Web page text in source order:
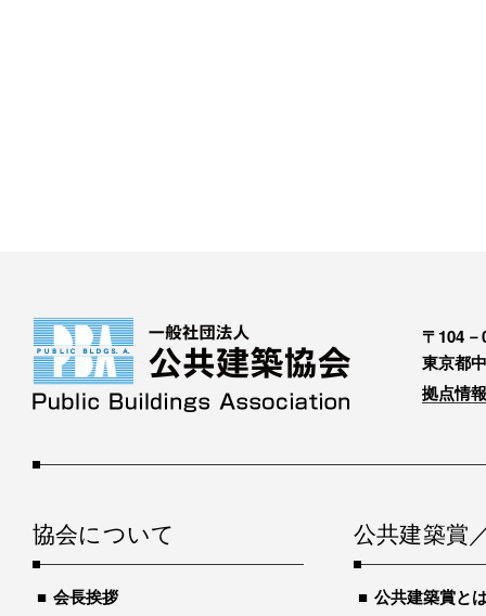
〒104－
東京都
拠点情
協会について
会長挨拶
公共建築賞
公共建築賞と